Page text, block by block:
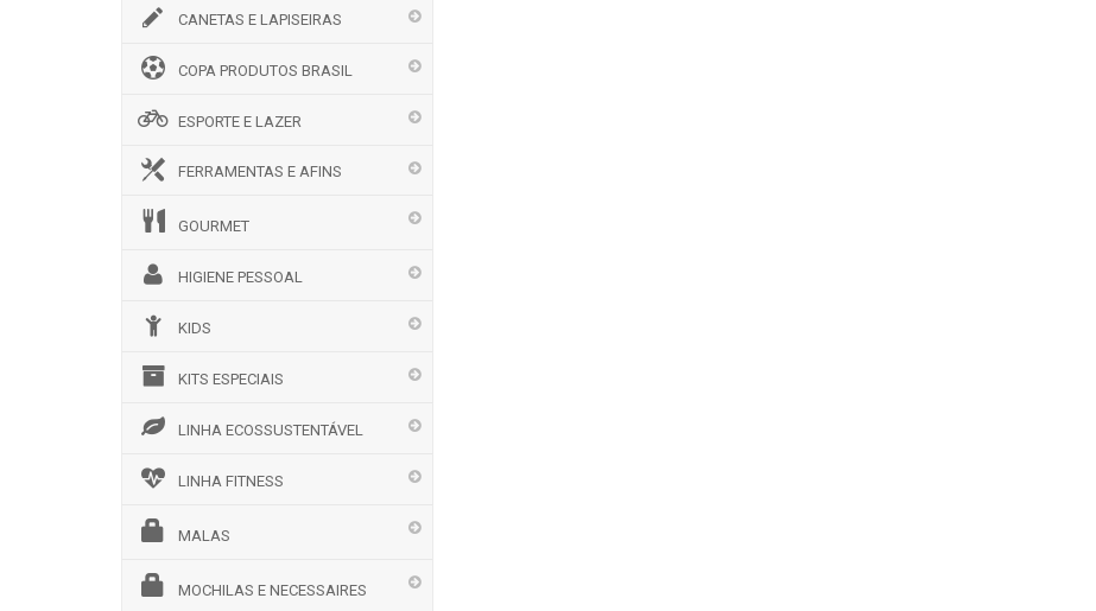
CANETAS E LAPISEIRAS
COPA PRODUTOS BRASIL
ESPORTE E LAZER
FERRAMENTAS E AFINS
GOURMET
HIGIENE PESSOAL
KIDS
KITS ESPECIAIS
LINHA ECOSSUSTENTÁVEL
LINHA FITNESS
MALAS
MOCHILAS E NECESSAIRES